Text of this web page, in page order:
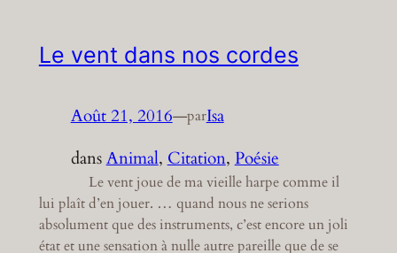
Le vent dans nos cordes
Août 21, 2016—parIsa
dansAnimal, Citation, Poésie
Le vent joue de ma vieille harpe comme il
lui plaît d’en jouer. … quand nous ne serions
absolument que des instruments, c’est encore un joli
état et une sensation à nulle autre pareille que de se